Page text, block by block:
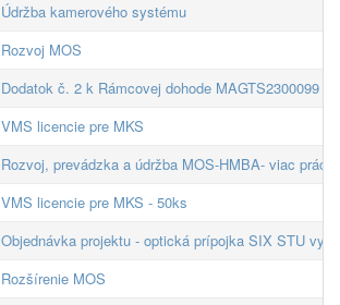
Údržba kamerového systému
Rozvoj MOS
Dodatok č. 2 k Rámcovej dohode MAGTS2300099
VMS licencie pre MKS
Rozvoj, prevádzka a údržba MOS-HMBA- viac prác
VMS licencie pre MKS - 50ks
Objednávka projektu - optická prípojka SIX STU
Rozšírenie MOS